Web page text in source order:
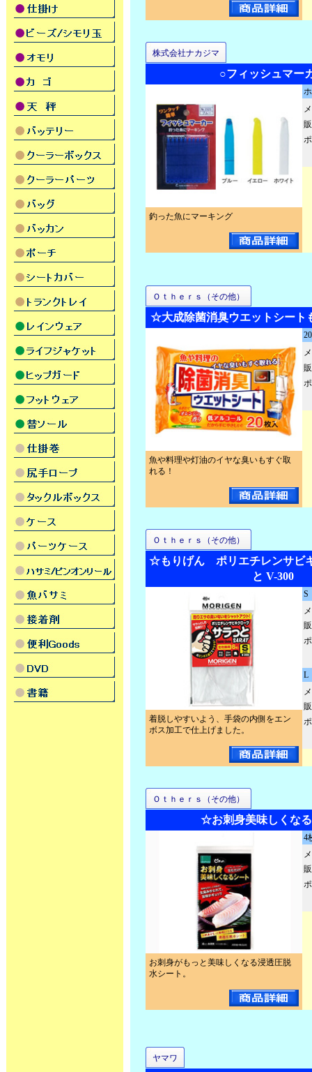
株式会社ナカジマ
○フィッシュマー
釣った魚にマーキング
Ｏｔｈｅｒｓ（その他）
☆大成除菌消臭ウエットシート
魚や料理や灯油のイヤな臭いもすぐ取
れる！
Ｏｔｈｅｒｓ（その他）
☆もりげん ポリエチレンサビ
と V-300
着脱しやすいよう、手袋の内側をエン
ボス加工で仕上げました。
S
L
Ｏｔｈｅｒｓ（その他）
☆お刺身美味しくな
お刺身がもっと美味しくなる浸透圧脱
水シート。
4
ヤマワ